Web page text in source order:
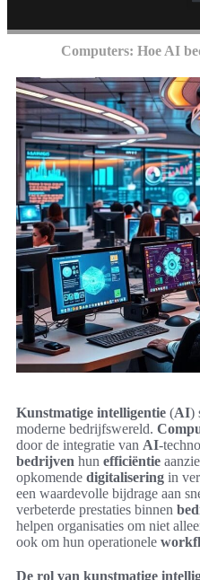
Computers: Hoe AI
Kunstmatige intelligentie (AI)
moderne bedrijfswereld.
door de integratie van AI-
bedrijven hun efficiëntie
opkomende digitalisering in
een waardevolle bijdrage aan
verbeterde prestaties binnen
helpen organisaties om niet
ook om hun operationele
De rol van kunstmatige